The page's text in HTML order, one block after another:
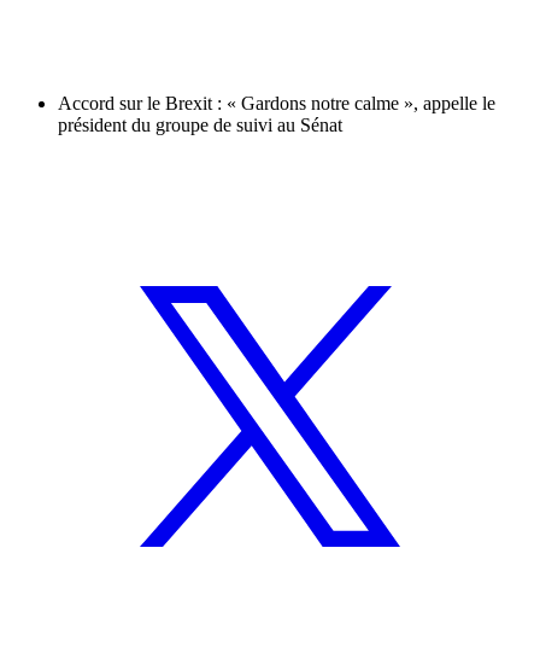
Accord sur le Brexit : « Gardons notre calme », appelle le
président du groupe de suivi au Sénat